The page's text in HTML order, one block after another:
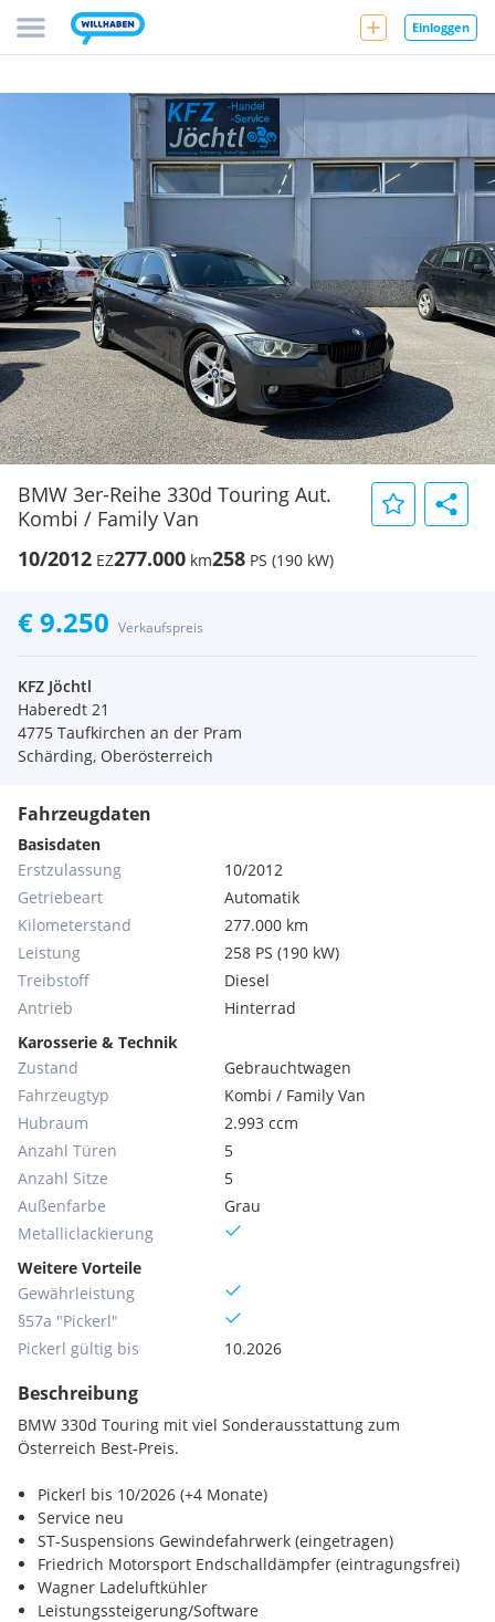
Einloggen
BMW 3er-Reihe 330d Touring Aut.
Kombi / Family Van
10/2012 EZ277.000 km258 PS (190 kW)
€ 9.250 Verkaufspreis
KFZ Jöchtl
Haberedt 21
4775 Taufkirchen an der Pram
Schärding, Oberösterreich
Fahrzeugdaten
Basisdaten
Erstzulassung
10/2012
Getriebeart
Automatik
Kilometerstand
277.000 km
Leistung
258 PS (190 kW)
Treibstoff
Diesel
Antrieb
Hinterrad
Karosserie & Technik
Zustand
Gebrauchtwagen
Fahrzeugtyp
Kombi / Family Van
Hubraum
2.993 ccm
Anzahl Türen
5
Anzahl Sitze
5
Außenfarbe
Grau
Metallic­lackierung
Weitere Vorteile
Gewährleistung
§57a "Pickerl"
Pickerl gültig bis
10.2026
Beschreibung
BMW 330d Touring mit viel Sonderausstattung zum
Österreich Best-Preis.
Pickerl bis 10/2026 (+4 Monate)
Service neu
ST-Suspensions Gewindefahrwerk (eingetragen)
Friedrich Motorsport Endschalldämpfer (eintragungsfrei)
Wagner Ladeluftkühler
Leistungssteigerung/Software